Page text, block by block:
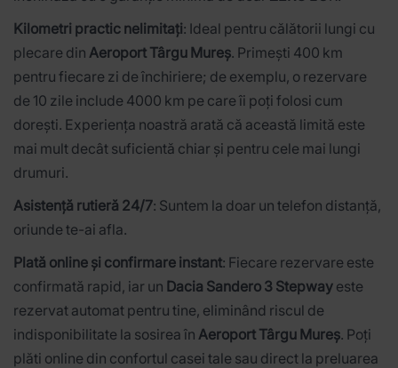
Kilometri practic nelimitați: Ideal pentru călătorii lungi cu
plecare din Aeroport Târgu Mureș. Primești 400 km
pentru fiecare zi de închiriere; de exemplu, o rezervare
de 10 zile include 4000 km pe care îi poți folosi cum
dorești. Experiența noastră arată că această limită este
mai mult decât suficientă chiar și pentru cele mai lungi
drumuri.
Asistență rutieră 24/7: Suntem la doar un telefon distanță,
oriunde te-ai afla.
Plată online și confirmare instant: Fiecare rezervare este
confirmată rapid, iar un Dacia Sandero 3 Stepway este
rezervat automat pentru tine, eliminând riscul de
indisponibilitate la sosirea în Aeroport Târgu Mureș. Poți
plăti online din confortul casei tale sau direct la preluarea